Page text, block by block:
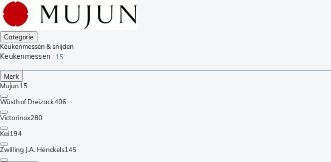
Categorie
Keukenmessen & snijden
Keukenmessen 15
Merk
Mujun15
Wüsthof Dreizack406
Victorinox280
Kai194
Zwilling J.A. Henckels145